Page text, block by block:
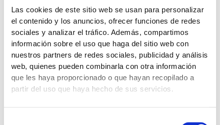
Las cookies de este sitio web se usan para personalizar
el contenido y los anuncios, ofrecer funciones de redes
sociales y analizar el tráfico. Además, compartimos
información sobre el uso que haga del sitio web con
nuestros partners de redes sociales, publicidad y análisis
web, quienes pueden combinarla con otra información
que les haya proporcionado o que hayan recopilado a
partir del uso que haya hecho de sus servicios.